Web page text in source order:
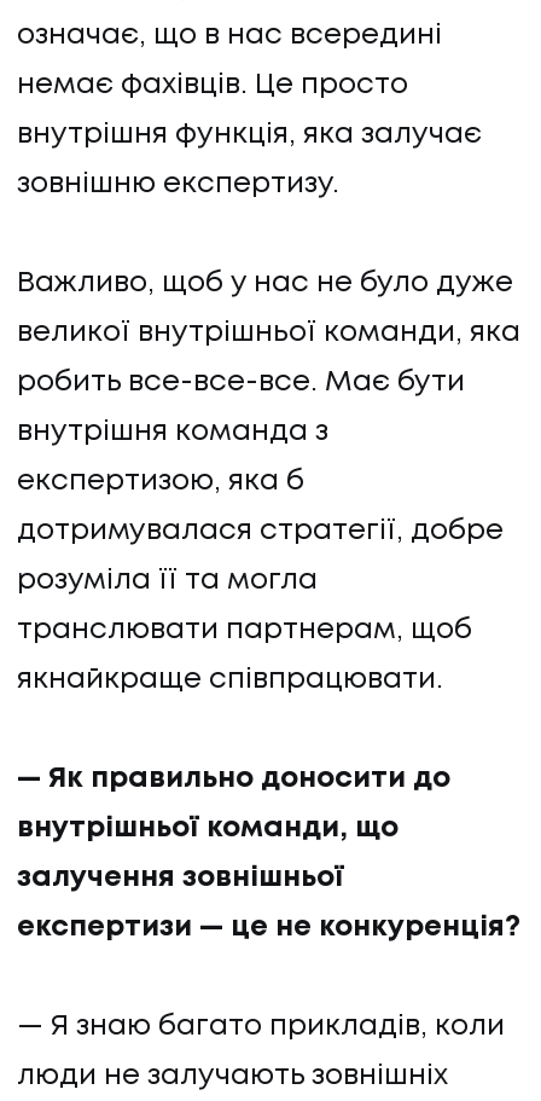
означає, що в нас всередині
немає фахівців. Це просто
внутрішня функція, яка залучає
зовнішню експертизу.
Важливо, щоб у нас не було дуже
великої внутрішньої команди, яка
робить все-все-все. Має бути
внутрішня команда з
експертизою, яка б
дотримувалася стратегії, добре
розуміла її та могла
транслювати партнерам, щоб
якнайкраще співпрацювати.
— Як правильно доносити до
внутрішньої команди, що
залучення зовнішньої
експертизи — це не конкуренція?
— Я знаю багато прикладів, коли
люди не залучають зовнішніх